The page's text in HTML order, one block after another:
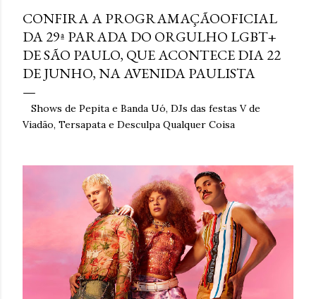
CONFIRA A PROGRAMAÇÃOOFICIAL
DA 29ª PARADA DO ORGULHO LGBT+
DE SÃO PAULO, QUE ACONTECE DIA 22
DE JUNHO, NA AVENIDA PAULISTA
Shows de Pepita e Banda Uó, DJs das festas V de
Viadão, Tersapata e Desculpa Qualquer Coisa